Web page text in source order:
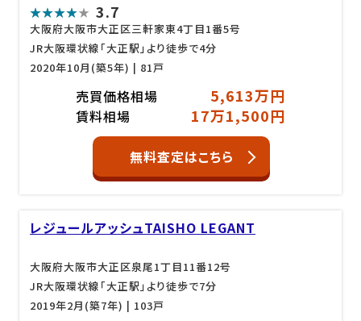
3.7
大阪府大阪市大正区三軒家東4丁目1番5号
JR大阪環状線「大正駅」より徒歩で4分
2020年10月(築5年) | 81戸
売買価格相場 5,613万円
賃料相場 17万1,500円
無料査定はこちら
レジュールアッシュTAISHO LEGANT
大阪府大阪市大正区泉尾1丁目11番12号
JR大阪環状線「大正駅」より徒歩で7分
2019年2月(築7年) | 103戸